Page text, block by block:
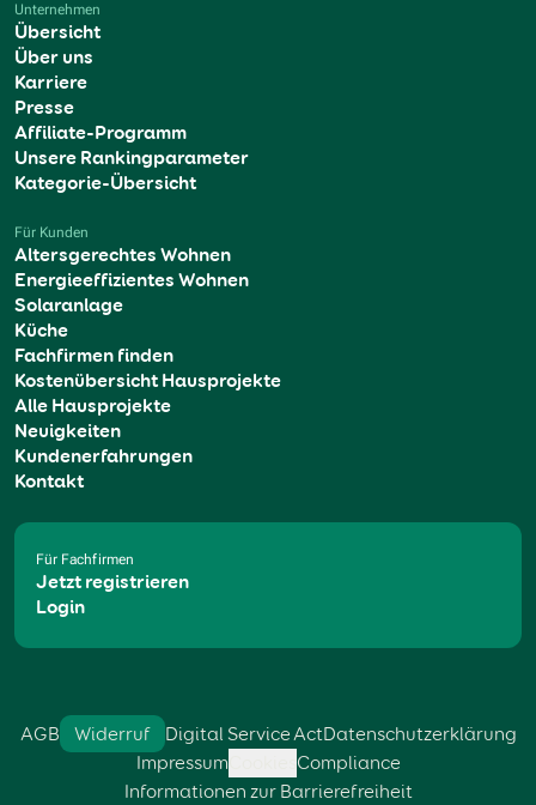
Unternehmen
Übersicht
Über uns
Karriere
Presse
Affiliate-Programm
Unsere Rankingparameter
Kategorie-Übersicht
Für Kunden
Altersgerechtes Wohnen
Energieeffizientes Wohnen
Solaranlage
Küche
Fachfirmen finden
Kostenübersicht Hausprojekte
Alle Hausprojekte
Neuigkeiten
Kundenerfahrungen
Kontakt
Für Fachfirmen
Jetzt registrieren
Login
AGB Widerruf Digital Service ActDatenschutzerklärung
Impressum
Compliance
Informationen zur Barrierefreiheit